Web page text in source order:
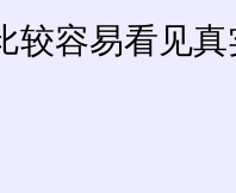
容易看见真